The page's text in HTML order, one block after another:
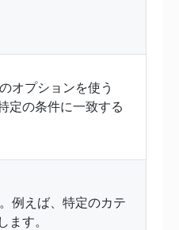
オプションを使う
定の条件に一致する
例えば、特定のカテ
ます。